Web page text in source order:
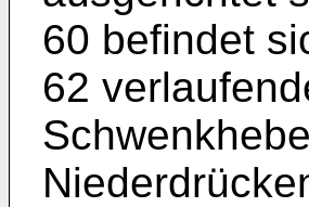
60 befindet
62